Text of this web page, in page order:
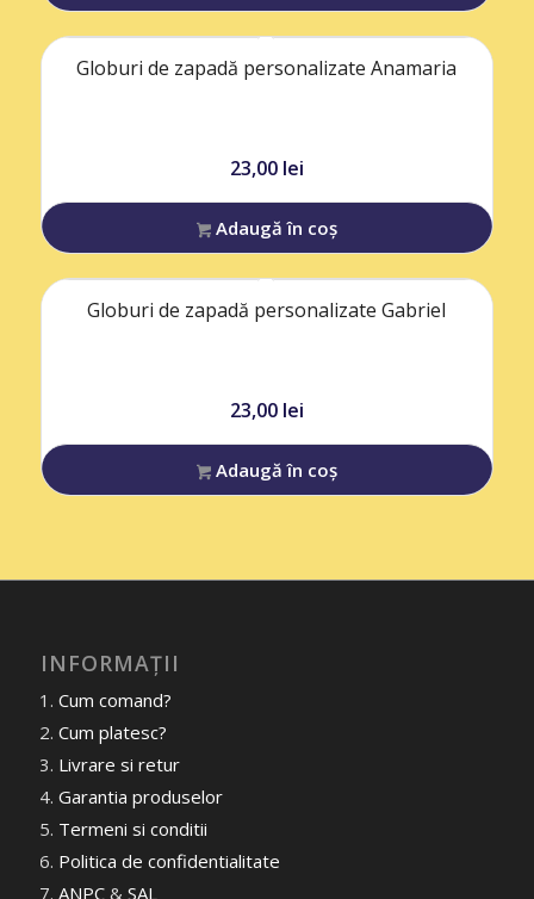
Globuri de zapadă personalizate Anamaria
23,00 lei
Adaugă în coș
Globuri de zapadă personalizate Gabriel
23,00 lei
Adaugă în coș
INFORMAȚII
Cum comand?
Cum platesc?
Livrare si retur
Garantia produselor
Termeni si conditii
Politica de confidentialitate
ANPC& SAL